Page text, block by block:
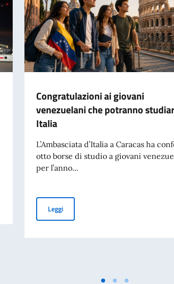
Congratulazioni ai giovani
venezuelani che potranno
Italia
L’Ambasciata d’Italia a Caracas ha
otto borse di studio a giovani
per l’anno...
LeggiCongratulazioni ai giovani